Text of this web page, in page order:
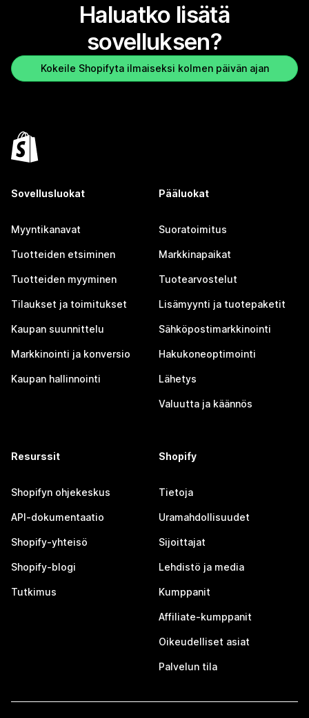
Haluatko lisätä
sovelluksen?
Kokeile Shopifyta ilmaiseksi kolmen päivän ajan
Sovellusluokat
Myyntikanavat
Tuotteiden etsiminen
Tuotteiden myyminen
Tilaukset ja toimitukset
Kaupan suunnittelu
Markkinointi ja konversio
Kaupan hallinnointi
Pääluokat
Suoratoimitus
Markkinapaikat
Tuotearvostelut
Lisämyynti ja tuotepaketit
Sähköpostimarkkinointi
Hakukoneoptimointi
Lähetys
Valuutta ja käännös
Resurssit
Shopifyn ohjekeskus
API-dokumentaatio
Shopify-yhteisö
Shopify-blogi
Tutkimus
Shopify
Tietoja
Uramahdollisuudet
Sijoittajat
Lehdistö ja media
Kumppanit
Affiliate-kumppanit
Oikeudelliset asiat
Palvelun tila